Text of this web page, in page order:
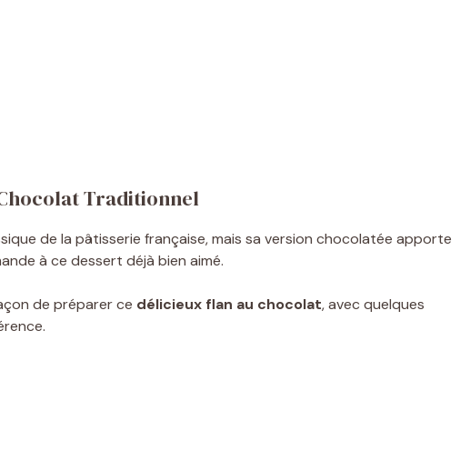
Traditionnel
de la pâtisserie française, mais sa version chocolatée apporte
à ce dessert déjà bien aimé.
de préparer ce délicieux flan au chocolat, avec quelques